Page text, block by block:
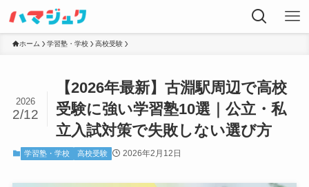
ホーム 学習塾・学校 高校受験
【2026年最新】古淵駅周辺で高校
受験に強い学習塾10選｜公立・私
立入試対策で失敗しない選び方
2026
2/12
学習塾・学校 高校受験 2026年2月12日